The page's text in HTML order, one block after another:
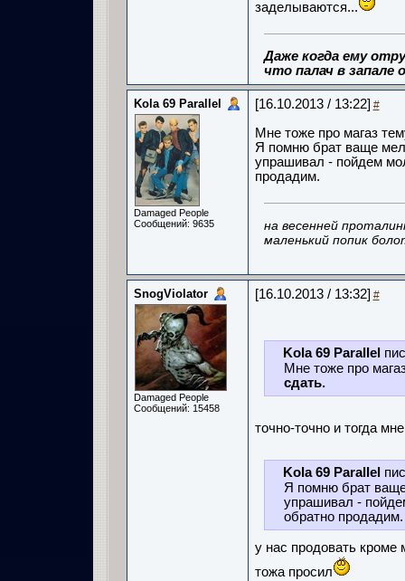
заделываются...
Даже когда ему
что палач в запале
Kola 69 Parallel
Damaged People
Сообщений: 9635
[16.10.2013 / 13:22] #
Мне тоже про магаз
Я помню брат ваще
упрашивал - пойдем
продадим.
на весенней
маленький попик
SnogViolator
Damaged People
Сообщений: 15458
[16.10.2013 / 13:32] #
Kola 69 Parallel
Мне тоже про
сдать.
точно-точно и тогда
Kola 69 Parallel
Я помню брат
упрашивал -
обратно продадим.
у нас продовать кроме
тожа просил